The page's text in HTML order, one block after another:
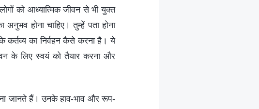
को आध्यात्मिक जीवन से भी युक्त
होना चाहिए। तुम्हें पता होना
का निर्वहन कैसे करना है। ये
के लिए स्वयं को तैयार करना और
जानते हैं। उनके हाव-भाव और रूप-